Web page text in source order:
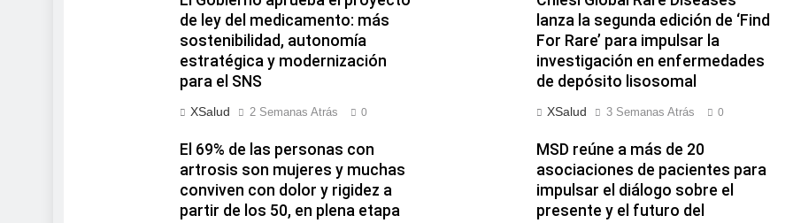
de ley del medicamento: más
sostenibilidad, autonomía
estratégica y modernización
para el SNS
XSalud 2 Semanas Atrás 0
lanza la segunda edición de ‘Find
For Rare’ para impulsar la
investigación en enfermedades
de depósito lisosomal
XSalud 3 Semanas Atrás 0
El 69% de las personas con
artrosis son mujeres y muchas
conviven con dolor y rigidez a
partir de los 50, en plena etapa
MSD reúne a más de 20
asociaciones de pacientes para
impulsar el diálogo sobre el
presente y el futuro del